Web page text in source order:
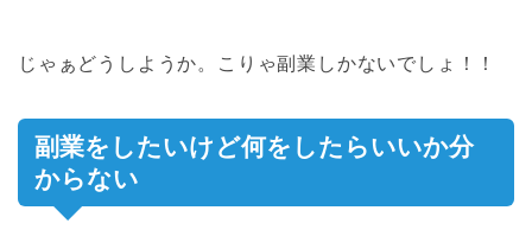
じゃぁどうしようか。こりゃ副業しかないでしょ！！
副業をしたいけど何をしたらいいか分
からない